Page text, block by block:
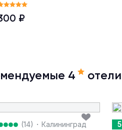
₽
4 отели
(14) · Калининград 5